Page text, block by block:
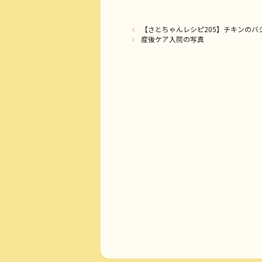
【さとちゃんレシピ205】チキンのバ
産後ケア入院の写真